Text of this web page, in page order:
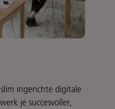
ingerichte digitale
je succesvoller,